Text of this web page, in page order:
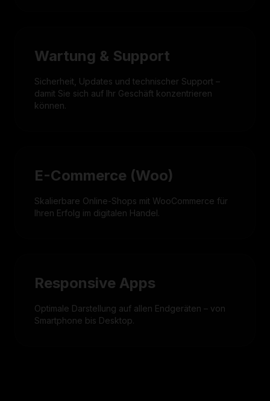
Wartung & Support
Sicherheit, Updates und technischer Support –
damit Sie sich auf Ihr Geschäft konzentrieren
können.
E-Commerce (Woo)
Skalierbare Online-Shops mit WooCommerce für
Ihren Erfolg im digitalen Handel.
Responsive Apps
Optimale Darstellung auf allen Endgeräten – von
Smartphone bis Desktop.